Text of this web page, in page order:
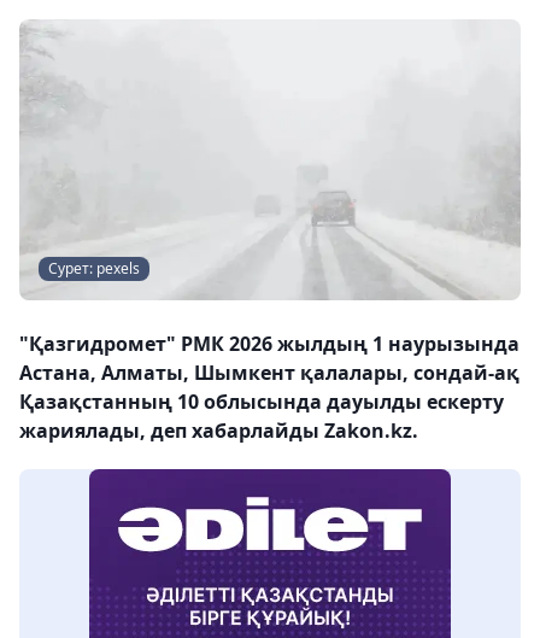
Сурет: pexels
"Қазгидромет" РМК 2026 жылдың 1 наурызында
Астана, Алматы, Шымкент қалалары, сондай-ақ
Қазақстанның 10 облысында дауылды ескерту
жариялады, деп хабарлайды Zakon.kz.